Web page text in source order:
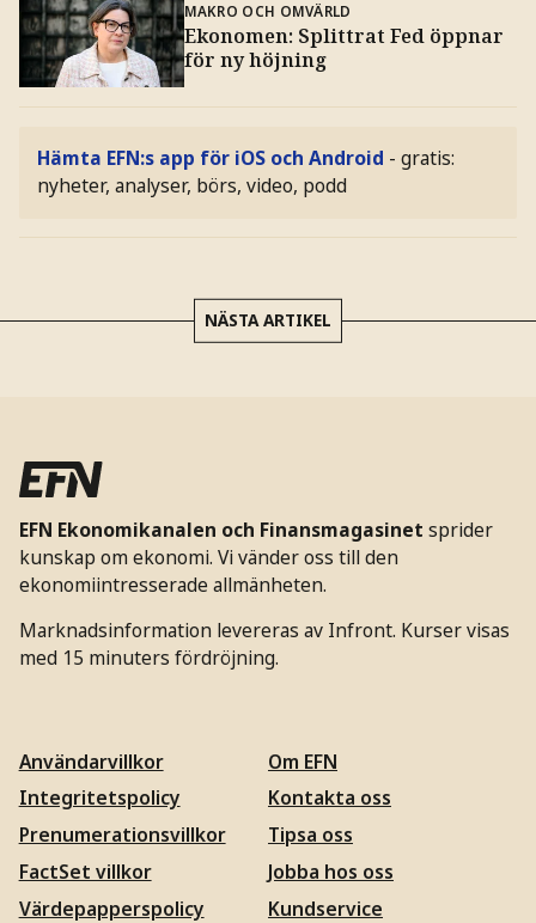
MAKRO OCH OMVÄRLD
Ekonomen: Splittrat Fed öppnar
för ny höjning
Hämta EFN:s app för iOS och Android - gratis:
nyheter, analyser, börs, video, podd
NÄSTA ARTIKEL
EFN Ekonomikanalen och Finansmagasinet sprider
kunskap om ekonomi. Vi vänder oss till den
ekonomiintresserade allmänheten.
Marknadsinformation levereras av Infront. Kurser visas
med 15 minuters fördröjning.
Användarvillkor
Integritetspolicy
Prenumerationsvillkor
FactSet villkor
Värdepapperspolicy
Om EFN
Kontakta oss
Tipsa oss
Jobba hos oss
Kundservice